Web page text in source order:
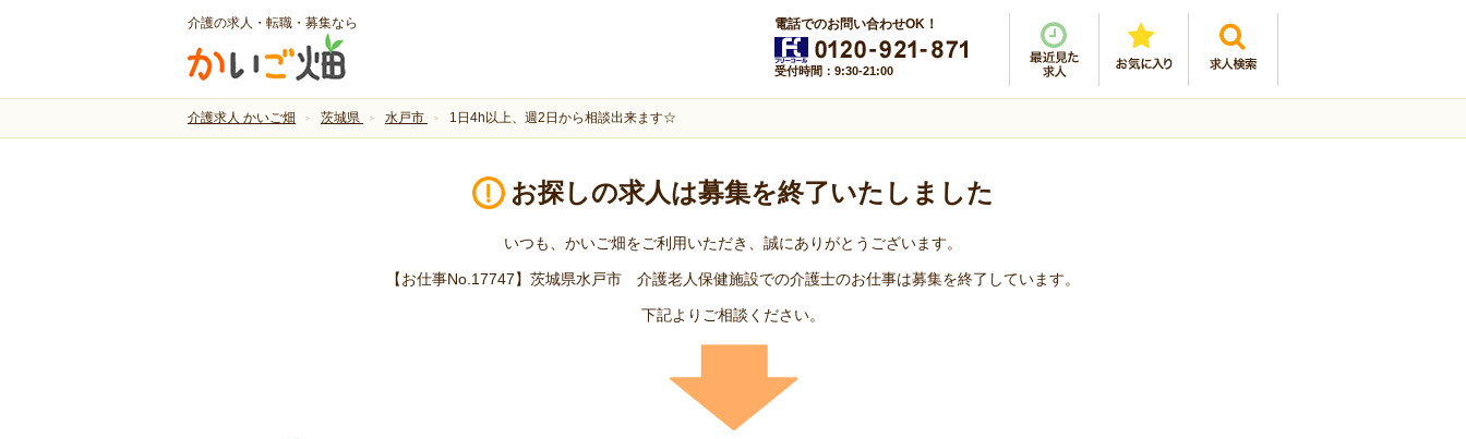
介護の求人・転職・募集なら 電話でのお問い合わせOK！
受付時間：9:30-21:00
介護求人 かいご畑 茨城県 水戸市 1日4h以上、週2日から相談出来ます☆
お探しの求人は募集を終了いたしました
いつも、かいご畑をご利用いただき、誠にありがとうございます。
【お仕事No.17747】茨城県水戸市 介護老人保健施設での介護士のお仕事は募集を終了しています。
下記よりご相談ください。